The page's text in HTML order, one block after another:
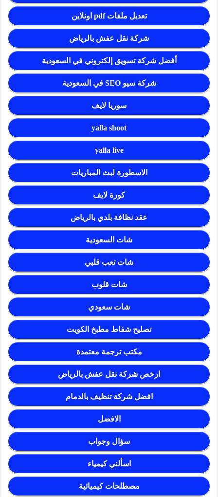
تعديل ملفات pdf اونلاين
شركة نقل عفش بالرياض
أفضل شركة تسويق إلكتروني في السعودية
شركة سيو SEO في السعودية
سوريا لايف
yalla shoot
yalla live
الاسطورة لبث المباريات
كورة لايف
عقد نظافة بلدي بالرياض
شات السعودية
شات تعب قلبي
شات قلوب
شات سعودي
تصليح شفاط مطبخ الكويت
مكتب ترجمة معتمدة
ارخص شركة نقل عفش بالرياض
افضل شركة تنظيف بالدمام
الافضل
سؤال وجواب
اسألني كيمياء
مصطلحات كيميائية